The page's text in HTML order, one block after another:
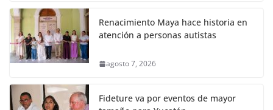
Renacimiento Maya hace historia en
atención a personas autistas
agosto 7, 2026
Fideture va por eventos de mayor